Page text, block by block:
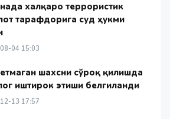
халқаро террористик
тарафдорига суд ҳукми
04 15:03
шахсни сўроқ қилишда
иштирок этиши белгиланди
13 17:57